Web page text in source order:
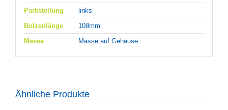
Parkstellung
links
Bolzenlänge
108mm
Masse
Masse auf Gehäuse
Ähnliche Produkte